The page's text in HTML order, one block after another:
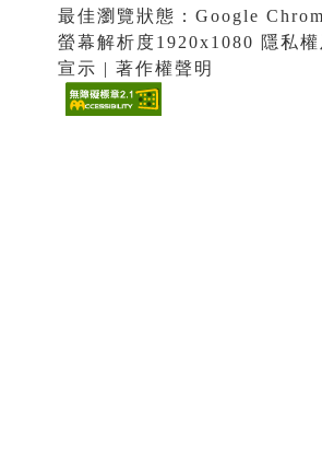
最佳瀏覽狀態：Google
螢幕解析度1920x1080 隱私
宣示 | 著作權聲明